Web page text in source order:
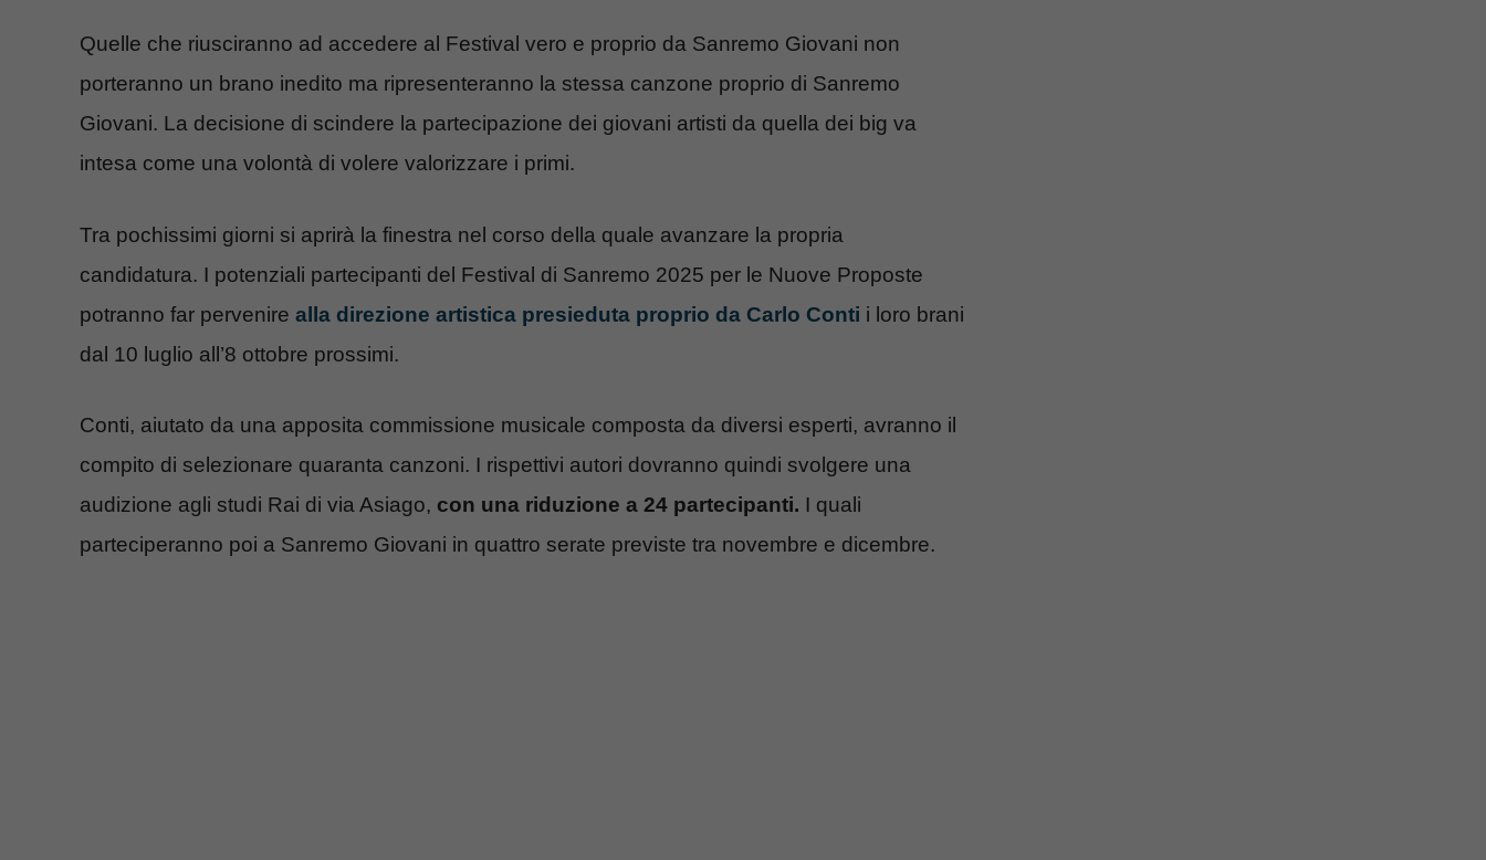
Quelle che riusciranno ad accedere al Festival vero e proprio da Sanremo Giovani non
porteranno un brano inedito ma ripresenteranno la stessa canzone proprio di Sanremo
Giovani. La decisione di scindere la partecipazione dei giovani artisti da quella dei big va
intesa come una volontà di volere valorizzare i primi.
Tra pochissimi giorni si aprirà la finestra nel corso della quale avanzare la propria
candidatura. I potenziali partecipanti del Festival di Sanremo 2025 per le Nuove Proposte
potranno far pervenire alla direzione artistica presieduta proprio da Carlo Conti i loro brani
dal 10 luglio all’8 ottobre prossimi.
Conti, aiutato da una apposita commissione musicale composta da diversi esperti, avranno il
compito di selezionare quaranta canzoni. I rispettivi autori dovranno quindi svolgere una
audizione agli studi Rai di via Asiago, con una riduzione a 24 partecipanti. I quali
parteciperanno poi a Sanremo Giovani in quattro serate previste tra novembre e dicembre.